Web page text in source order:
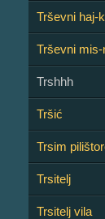
Trševni haj-
Trševni
Trshhh
Tršić
Trsim
Trsitelj
Trsitelj vila